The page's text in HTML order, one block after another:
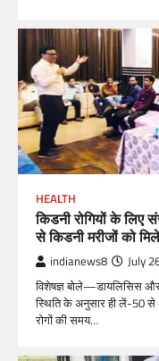
HEALTH
किडनी रोगियों के लिए
से किडनी मरीजों को
indianews8 July
विशेषज्ञ बोले—डायलिसिस और
स्थिति के अनुसार ही लें-50 से
रोगों की समय…